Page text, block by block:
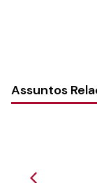
Assuntos